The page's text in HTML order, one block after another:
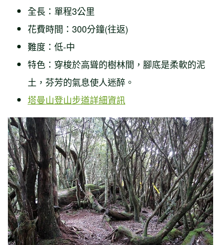
全長：單程3公里
花費時間：300分鐘(往返)
難度：低-中
特色：穿梭於高聳的樹林間，腳底是柔軟的泥
土，芬芳的氣息使人迷醉。
塔曼山登山步道詳細資訊